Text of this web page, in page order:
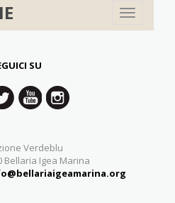
Toggle
navigation
SU
Verdeblu
Bellaria Igea Marina